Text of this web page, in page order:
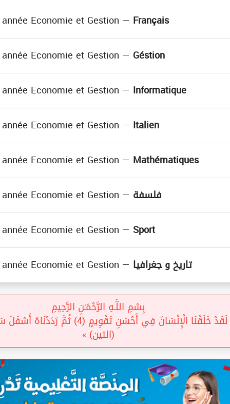
Economie et Gestion — Français
)
Economie et Gestion — Géstion
)
)
Economie et Gestion — Informatique
)
( Informatique )
Economie et Gestion — Italien
)
Economie et Gestion — Mathématiques
)
)
)
Economie et Gestion — فلسفة ( فلسفة )
Economie et Gestion — Sport
( Sport )
Economie et Gestion — تاريخ و جغرافيا دروس(
بِسْمِ اللَّـهِ الرَّحْمَـٰنِ الرَّحِيمِ
(التين) »